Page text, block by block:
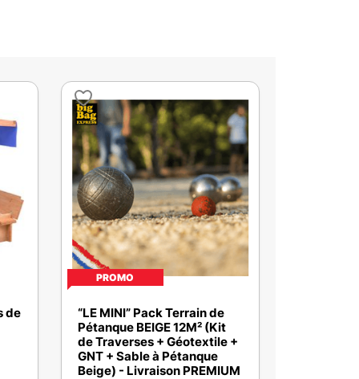
de
PROMO
“LE MINI” Pack Terrain de
Pétanque BEIGE 12M² (Kit
de Traverses + Géotextile +
GNT + Sable à Pétanque
Beige) - Livraison PREMIUM